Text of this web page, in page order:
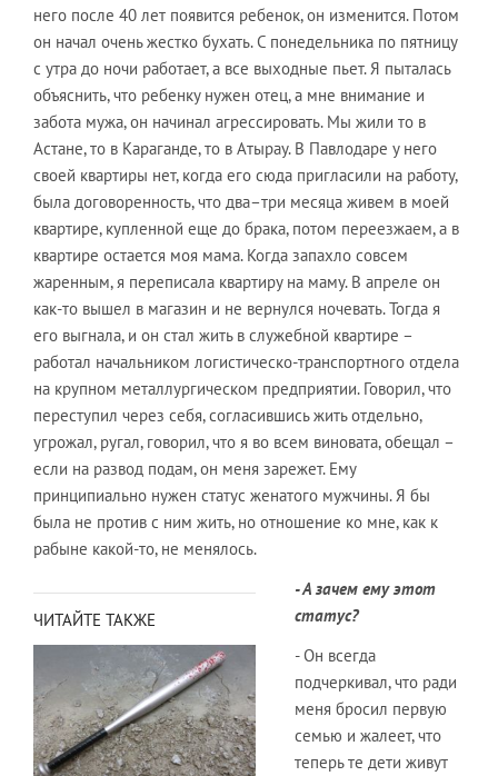
него после 40 лет появится ребенок, он изменится. Потом
он начал очень жестко бухать. С понедельника по пятницу
с утра до ночи работает, а все выходные пьет. Я пыталась
объяснить, что ребенку нужен отец, а мне внимание и
забота мужа, он начинал агрессировать. Мы жили то в
Астане, то в Караганде, то в Атырау. В Павлодаре у него
своей квартиры нет, когда его сюда пригласили на работу,
была договоренность, что два–три месяца живем в моей
квартире, купленной еще до брака, потом переезжаем, а в
квартире остается моя мама. Когда запахло совсем
жаренным, я переписала квартиру на маму. В апреле он
как-то вышел в магазин и не вернулся ночевать. Тогда я
его выгнала, и он стал жить в служебной квартире –
работал начальником логистическо-транспортного отдела
на крупном металлургическом предприятии. Говорил, что
переступил через себя, согласившись жить отдельно,
угрожал, ругал, говорил, что я во всем виновата, обещал –
если на развод подам, он меня зарежет. Ему
принципиально нужен статус женатого мужчины. Я бы
была не против с ним жить, но отношение ко мне, как к
рабыне какой-то, не менялось.
ЧИТАЙТЕ ТАКЖЕ
- А зачем ему этот
статус?
- Он всегда
подчеркивал, что ради
меня бросил первую
семью и жалеет, что
теперь те дети живут